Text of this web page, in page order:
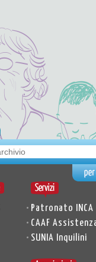
• Patronato INCA
• CAAF
• SUNIA Inquilini